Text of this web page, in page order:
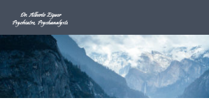
Au dessous du contenu